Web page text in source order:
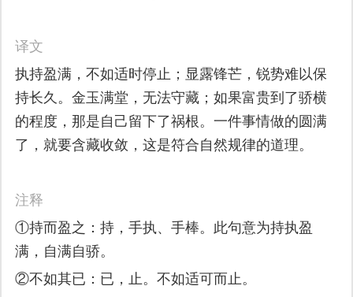
译文
执持盈满，不如适时停止；显露锋芒，锐势难以保
持长久。金玉满堂，无法守藏；如果富贵到了骄横
的程度，那是自己留下了祸根。一件事情做的圆满
了，就要含藏收敛，这是符合自然规律的道理。
注释
①持而盈之：持，手执、手棒。此句意为持执盈
满，自满自骄。
②不如其已：已，止。不如适可而止。